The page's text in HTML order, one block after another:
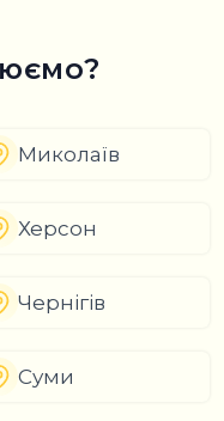
Миколаїв
Херсон
Чернігів
Суми